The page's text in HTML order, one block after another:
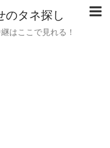
のタネ探し
はここで見れる！